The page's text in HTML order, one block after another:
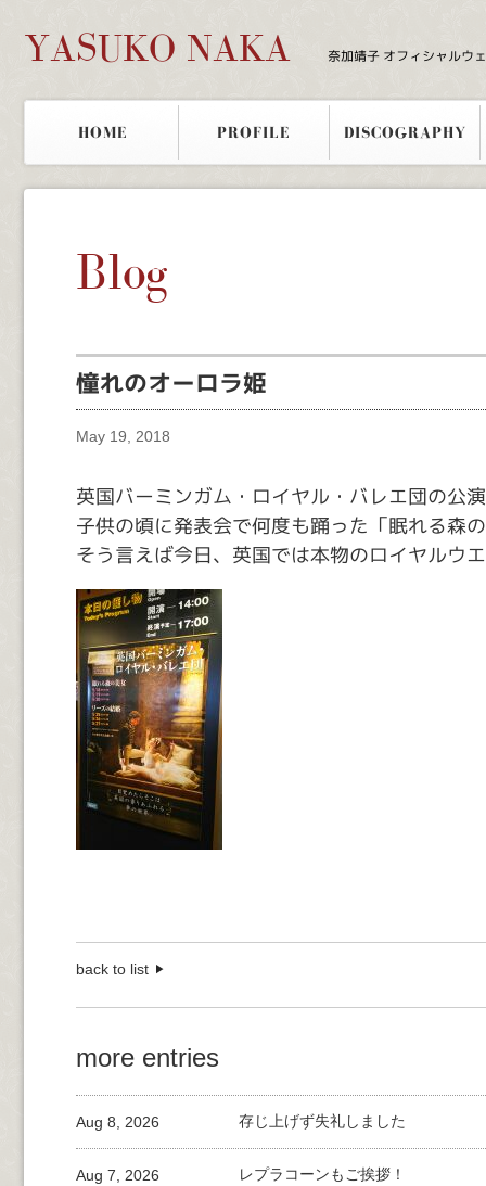
YASUKO NAKA 奈加靖子 オフィシャルウ
HOME PROFILE DISCOGRAPHY
Blog
憧れのオーロラ姫
May 19, 2018
英国バーミンガム・ロイヤル・バレエ団の公
子供の頃に発表会で何度も踊った「眠れる森
そう言えば今日、英国では本物のロイヤルウ
back to list
more entries
存じ上げず失礼しました
Aug 8, 2026
レプラコーンもご挨拶！
Aug 7, 2026